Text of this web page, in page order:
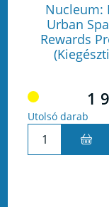
Nucleum:
Urban
Rewards
1
Utolsó darab